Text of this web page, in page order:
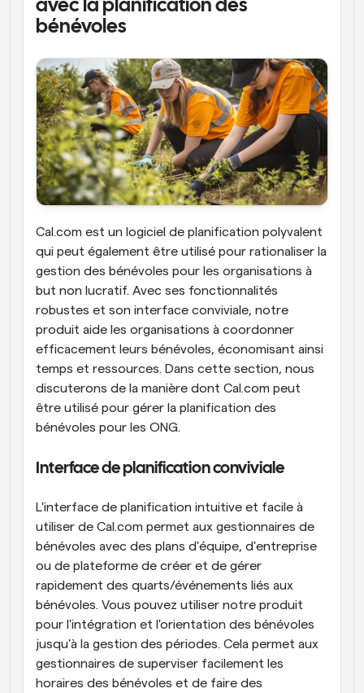
avec la planification des
bénévoles
Cal.com est un logiciel de planification polyvalent
qui peut également être utilisé pour rationaliser la
gestion des bénévoles pour les organisations à
but non lucratif. Avec ses fonctionnalités
robustes et son interface conviviale, notre
produit aide les organisations à coordonner
efficacement leurs bénévoles, économisant ainsi
temps et ressources. Dans cette section, nous
discuterons de la manière dont Cal.com peut
être utilisé pour gérer la planification des
bénévoles pour les ONG.
Interface de planification conviviale
L'interface de planification intuitive et facile à
utiliser de Cal.com permet aux gestionnaires de
bénévoles avec des plans d'équipe, d'entreprise
ou de plateforme de créer et de gérer
rapidement des quarts/événements liés aux
bénévoles. Vous pouvez utiliser notre produit
pour l'intégration et l'orientation des bénévoles
jusqu'à la gestion des périodes. Cela permet aux
gestionnaires de superviser facilement les
horaires des bénévoles et de faire des